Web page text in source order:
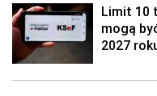
Limit 10
mogą
2027